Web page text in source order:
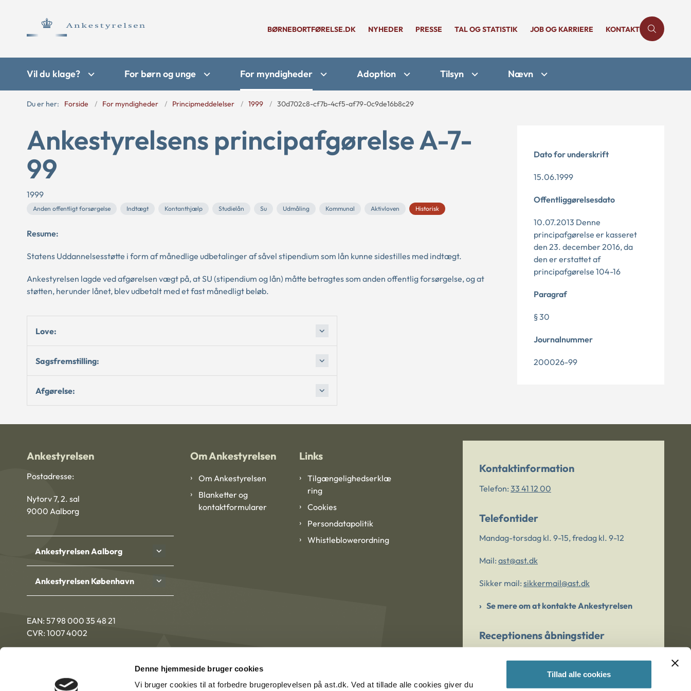
Denne hjemmeside bruger cookies
Vi bruger cookies til at forbedre brugeroplevelsen på ast.dk. Ved at tillade alle cookies giver du
Tillad alle cookies
BØRNEBORTFØRELSE.DK NYHEDER PRESSE TAL OG STATISTIK JOB OG KARRIERE KONTAKT
Vil du klage? For børn og unge For myndigheder Adoption Tilsyn Nævn
Du er her: Forside For myndigheder Principmeddelelser 1999 30d702c8-cf7b-4cf5-af79-0c9de16b8c29
Ankestyrelsens principafgørelse A-7-
99
1999
Anden offentligt forsørgelse Indtægt Kontanthjælp Studielån Su Udmåling Kommunal Aktivloven Historisk
Resume:
Statens Uddannelsesstøtte i form af månedlige udbetalinger af såvel stipendium som lån kunne sidestilles med indtægt.
Ankestyrelsen lagde ved afgørelsen vægt på, at SU (stipendium og lån) måtte betragtes som anden offentlig forsørgelse, og at
støtten, herunder lånet, blev udbetalt med et fast månedligt beløb.
Love:
Sagsfremstilling:
Afgørelse:
Dato for underskrift
15.06.1999
Offentliggørelsesdato
10.07.2013 Denne
principafgørelse er kasseret
den 23. december 2016, da
den er erstattet af
principafgørelse 104-16
Paragraf
§ 30
Journalnummer
200026-99
Ankestyrelsen
Postadresse:
Nytorv 7, 2. sal
9000 Aalborg
Ankestyrelsen Aalborg
Ankestyrelsen København
EAN: 57 98 000 35 48 21
CVR: 1007 4002
Om Ankestyrelsen
Om Ankestyrelsen
Blanketter og
kontaktformularer
Links
Tilgængelighedserklæ
ring
Cookies
Persondatapolitik
Whistleblowerordning
Kontaktinformation
Telefon: 33 41 12 00
Telefontider
Mandag-torsdag kl. 9-15, fredag kl. 9-12
Mail: ast@ast.dk
Sikker mail: sikkermail@ast.dk
Se mere om at kontakte Ankestyrelsen
Receptionens åbningstider